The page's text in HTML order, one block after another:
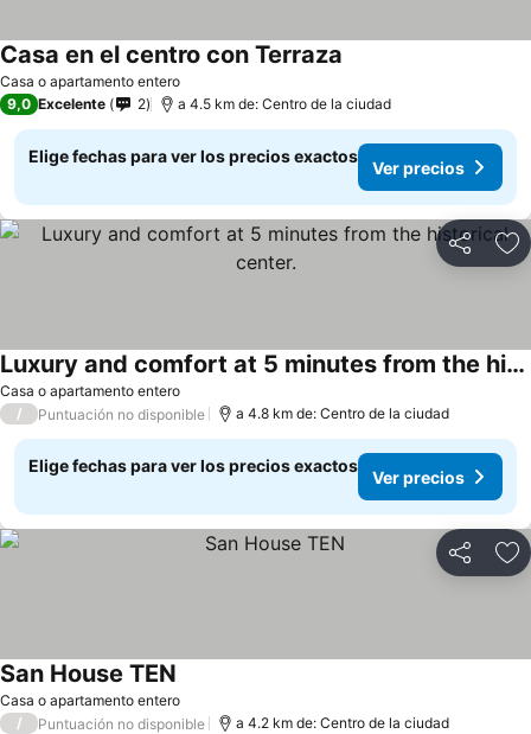
Casa o apartamento entero
Casa en el centro con Terraza
9,0 Excelente 2 a 4.5 km de: Centro de la ciudad
Elige fechas para ver los precios exactos
Ver precios
Compartir
Casa o apartamento entero
Luxury and comfort at 5 minutes from the historical center.
Ver precios
/ Puntuación no disponible a 4.8 km de: Centro de la ciudad
Elige fechas para ver los precios exactos
Ver precios
Compartir
Casa o apartamento entero
San House TEN
/ Puntuación no disponible a 4.2 km de: Centro de la ciudad